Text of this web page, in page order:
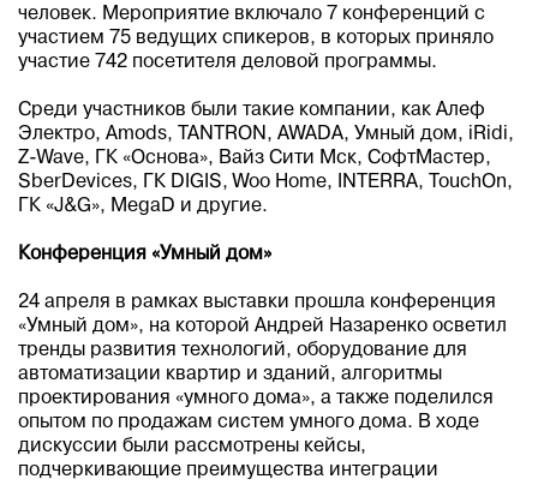
человек. Мероприятие включало 7 конференций с
участием 75 ведущих спикеров, в которых приняло
участие 742 посетителя деловой программы.
Среди участников были такие компании, как Алеф
Электро, Amods, TANTRON, AWADA, Умный дом, iRidi,
Z-Wave, ГК «Основа», Вайз Сити Мск, СофтМастер,
SberDevices, ГК DIGIS, Woo Home, INTERRA, TouchOn,
ГК «J&G», MegaD и другие.
Конференция «Умный дом»
24 апреля в рамках выставки прошла конференция
«Умный дом», на которой Андрей Назаренко осветил
тренды развития технологий, оборудование для
автоматизации квартир и зданий, алгоритмы
проектирования «умного дома», а также поделился
опытом по продажам систем умного дома. В ходе
дискуссии были рассмотрены кейсы,
подчеркивающие преимущества интеграции